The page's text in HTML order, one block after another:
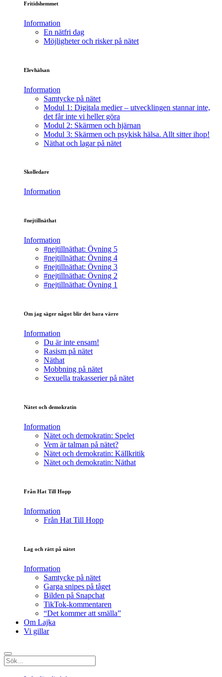
Fritidshemmet
Information
En nätfri dag
Möjligheter och risker på nätet
Elevhälsan
Information
Samtycke på nätet
Modul 1: Digitala medier – utvecklingen stannar inte,
det får inte vi heller göra
Modul 2: Skärmen och hjärnan
Modul 3: Skärmen och psykisk hälsa. Allt sitter ihop!
Näthat och lagar på nätet
Skolledare
Information
#nejtillnäthat
Information
#nejtillnäthat: Övning 5
#nejtillnäthat: Övning 4
#nejtillnäthat: Övning 3
#nejtillnäthat: Övning 2
#nejtillnäthat: Övning 1
Om jag säger något blir det bara värre
Information
Du är inte ensam!
Rasism på nätet
Näthat
Mobbning på nätet
Sexuella trakasserier på nätet
Nätet och demokratin
Information
Nätet och demokratin: Spelet
Vem är talman på nätet?
Nätet och demokratin: Källkritik
Nätet och demokratin: Näthat
Från Hat Till Hopp
Information
Från Hat Till Hopp
Lag och rätt på nätet
Information
Samtycke på nätet
Garga snipes på tåget
Bilden på Snapchat
TikTok-kommentaren
“Det kommer att smälla”
Om Lajka
Vi gillar